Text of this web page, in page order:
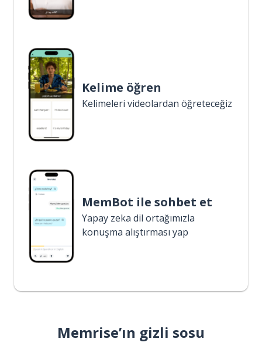
Kelime öğren
Kelimeleri videolardan öğreteceğiz
MemBot ile sohbet et
Yapay zeka dil ortağımızla
konuşma alıştırması yap
Memrise’ın gizli sosu